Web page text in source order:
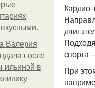
Валерия
после
ильиной в
Кардио-
спорта
При